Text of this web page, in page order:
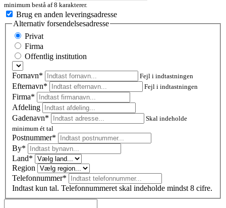
minimum bestå af 8 karakterer.
Brug en anden leveringsadresse
Alternativ forsendelsesadresse
Privat
Firma
Offentlig institution
Fornavn* Fejl i indtastningen
Efternavn* Fejl i indtastningen
Firma*
Afdeling
Gadenavn*
Skal indeholde
minimum ét tal
Postnummer*
By*
Land*
Region
Telefonnummer*
Indtast kun tal. Telefonnummeret skal indeholde mindst 8 cifre.